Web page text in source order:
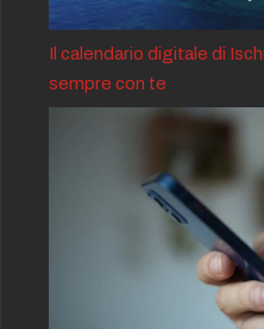
Il calendario digitale di
sempre con te